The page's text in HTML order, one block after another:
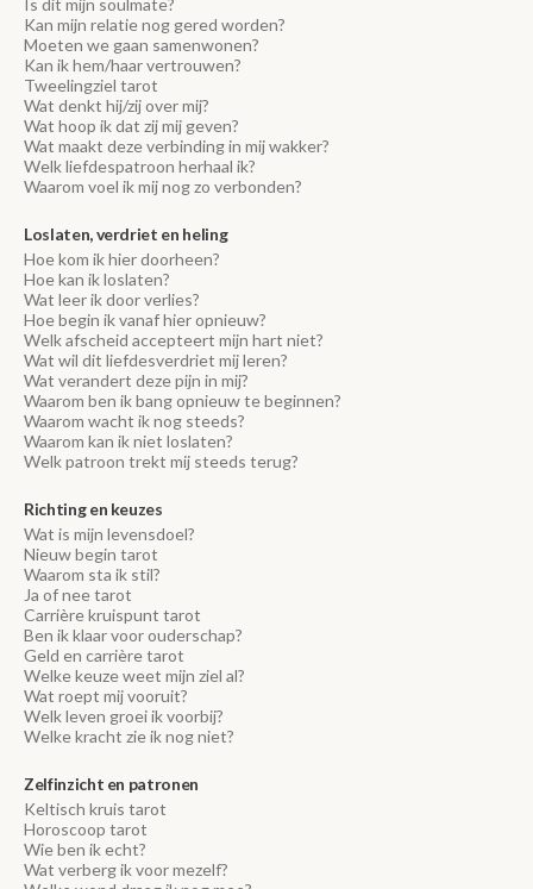
Is dit mijn soulmate?
Kan mijn relatie nog gered worden?
Moeten we gaan samenwonen?
Kan ik hem/haar vertrouwen?
Tweelingziel tarot
Wat denkt hij/zij over mij?
Wat hoop ik dat zij mij geven?
Wat maakt deze verbinding in mij wakker?
Welk liefdespatroon herhaal ik?
Waarom voel ik mij nog zo verbonden?
Loslaten, verdriet en heling
Hoe kom ik hier doorheen?
Hoe kan ik loslaten?
Wat leer ik door verlies?
Hoe begin ik vanaf hier opnieuw?
Welk afscheid accepteert mijn hart niet?
Wat wil dit liefdesverdriet mij leren?
Wat verandert deze pijn in mij?
Waarom ben ik bang opnieuw te beginnen?
Waarom wacht ik nog steeds?
Waarom kan ik niet loslaten?
Welk patroon trekt mij steeds terug?
Richting en keuzes
Wat is mijn levensdoel?
Nieuw begin tarot
Waarom sta ik stil?
Ja of nee tarot
Carrière kruispunt tarot
Ben ik klaar voor ouderschap?
Geld en carrière tarot
Welke keuze weet mijn ziel al?
Wat roept mij vooruit?
Welk leven groei ik voorbij?
Welke kracht zie ik nog niet?
Zelfinzicht en patronen
Keltisch kruis tarot
Horoscoop tarot
Wie ben ik echt?
Wat verberg ik voor mezelf?